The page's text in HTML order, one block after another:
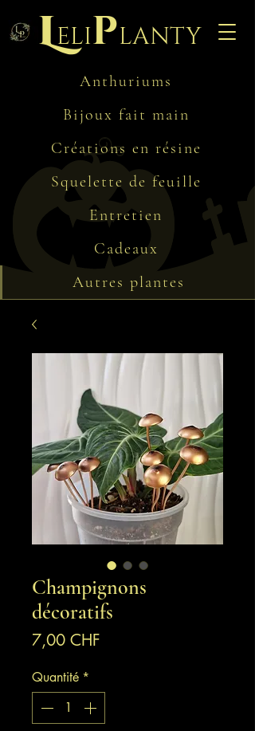
Leliplanty
Anthuriums
Bijoux fait main
Créations en résine
Squelette de feuille
Entretien
Cadeaux
Autres plantes
Champignons
décoratifs
7,00 CHF
Quantité *